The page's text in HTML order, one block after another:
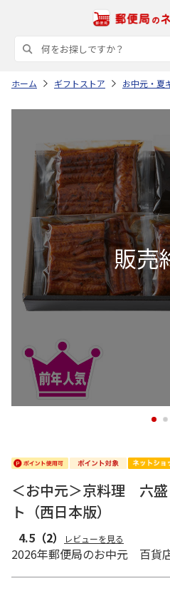
ホーム ギフトストア お中元・夏
1 2
＜お中元＞京料理 六
ト（西日本版）
4.5 （2） レビューを見る
2026年郵便局のお中元 百貨